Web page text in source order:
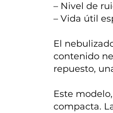
– Nivel de
– Vida útil
El
contenido
repuesto,
Este
compacta.